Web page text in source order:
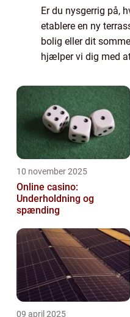
Er du nysgerrig på,
etablere en ny
bolig eller dit
hjælper vi dig med
hvordan du finder
10 november 2025
Online casino:
Underholdning og
spænding
09 april 2025